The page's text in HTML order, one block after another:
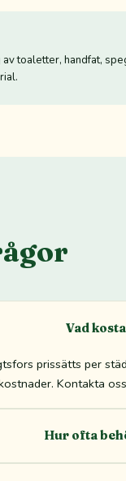
toaletter, handfat,
Vad
prissätts per
Kontakta
Hur ofta